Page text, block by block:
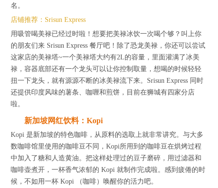
名。
店铺推荐：Srisun Express
用吸管喝美禄已经过时啦！想要把美禄冰饮一次喝个够？叫上你
的朋友们来 Srisun Express 餐厅吧！除了恐龙美禄，你还可以尝试
这家店的美禄塔~一个美禄塔大约有2L的容量，里面灌满了冰美
禄，容器底部还有一个龙头可以让你控制取量，想喝的时候轻轻
扭一下龙头，就有源源不断的冰美禄流下来。Srisun Express 同时
还提供印度风味的薯条、咖喱和煎饼，目前在狮城有四家分店
啦。
新加坡网红饮料：Kopi
Kopi 是新加坡的特色咖啡，从原料的选取上就非常讲究。与大多
数咖啡馆里使用的咖啡豆不同，Kopi所用到的咖啡豆在烘烤过程
中加入了糖和人造黄油。把这样处理过的豆子磨碎，用过滤器和
咖啡壶煮开，一杯香气浓郁的 Kopi 就制作完成啦。感到疲倦的时
候，不如用一杯 Kopi （咖啡）唤醒你的活力吧。